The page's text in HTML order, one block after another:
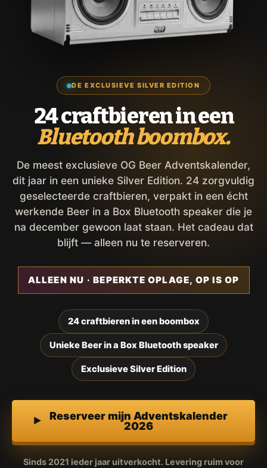
DE EXCLUSIEVE SILVER EDITION
24 craftbieren in een
Bluetooth boombox.
De meest exclusieve OG Beer Adventskalender,
dit jaar in een unieke Silver Edition. 24 zorgvuldig
geselecteerde craftbieren, verpakt in een écht
werkende Beer in a Box Bluetooth speaker die je
na december gewoon laat staan. Het cadeau dat
blijft — alleen nu te reserveren.
ALLEEN NU · BEPERKTE OPLAGE, OP IS OP
24 craftbieren in een boombox
Unieke Beer in a Box Bluetooth speaker
Exclusieve Silver Edition
Reserveer mijn Adventskalender
2026
Sinds 2021 ieder jaar uitverkocht. Levering ruim voor